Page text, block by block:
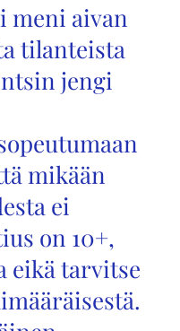
meni aivan
tilanteista
jengi
mikään
ei
on 10+,
eikä tarvitse